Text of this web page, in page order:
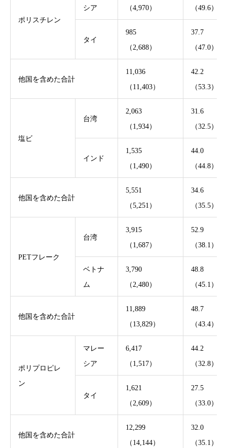
ポリスチレン
シア
（4,970）
（49.6）
タイ
985
（2,688）
37.7
（47.0）
他国を含めた合計
11,036
（11,403）
42.2
（53.3）
塩ビ
台湾
2,063
（1,934）
31.6
（32.5）
インド
1,535
（1,490）
44.0
（44.8）
他国を含めた合計
5,551
（5,251）
34.6
（35.5）
PETフレーク
台湾
3,915
（1,687）
52.9
（38.1）
ベトナ
ム
3,790
（2,480）
48.8
（45.1）
他国を含めた合計
11,889
（13,829）
48.7
（43.4）
ポリプロピレ
ン
マレー
シア
6,417
（1,517）
44.2
（32.8）
タイ
1,621
（2,609）
27.5
（33.0）
他国を含めた合計
12,299
（14,144）
32.0
（35.1）